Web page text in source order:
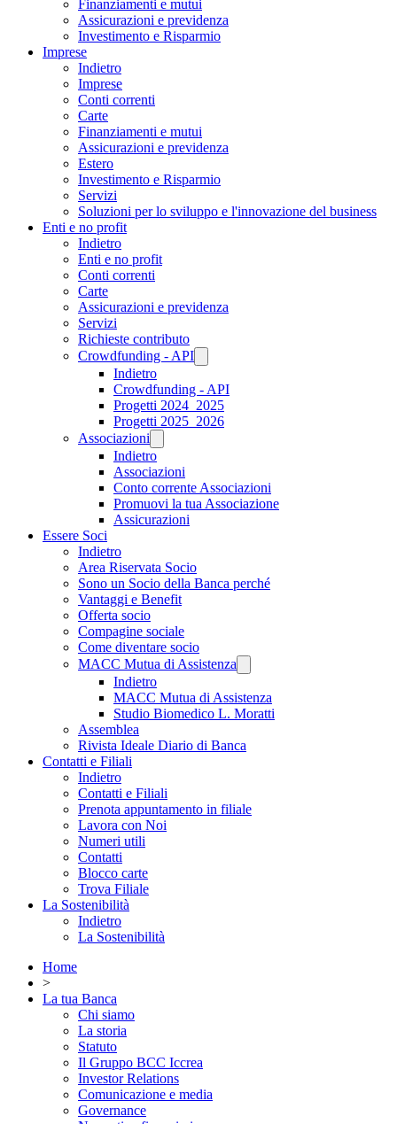
Finanziamenti e mutui
Assicurazioni e previdenza
Investimento e Risparmio
Imprese
Indietro
Imprese
Conti correnti
Carte
Finanziamenti e mutui
Assicurazioni e previdenza
Estero
Investimento e Risparmio
Servizi
Soluzioni per lo sviluppo e l'innovazione del business
Enti e no profit
Indietro
Enti e no profit
Conti correnti
Carte
Assicurazioni e previdenza
Servizi
Richieste contributo
Crowdfunding - API
Indietro
Crowdfunding - API
Progetti 2024_2025
Progetti 2025_2026
Associazioni
Indietro
Associazioni
Conto corrente Associazioni
Promuovi la tua Associazione
Assicurazioni
Essere Soci
Indietro
Area Riservata Socio
Sono un Socio della Banca perché
Vantaggi e Benefit
Offerta socio
Compagine sociale
Come diventare socio
MACC Mutua di Assistenza
Indietro
MACC Mutua di Assistenza
Studio Biomedico L. Moratti
Assemblea
Rivista Ideale Diario di Banca
Contatti e Filiali
Indietro
Contatti e Filiali
Prenota appuntamento in filiale
Lavora con Noi
Numeri utili
Contatti
Blocco carte
Trova Filiale
La Sostenibilità
Indietro
La Sostenibilità
Home
>
La tua Banca
Chi siamo
La storia
Statuto
Il Gruppo BCC Iccrea
Investor Relations
Comunicazione e media
Governance